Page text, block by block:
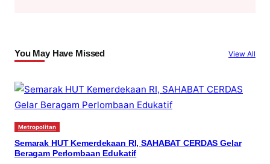
h
You May Have Missed View All
Metropolitan
Semarak HUT Kemerdekaan RI, SAHABAT CERDAS Gelar
Beragam Perlombaan Edukatif